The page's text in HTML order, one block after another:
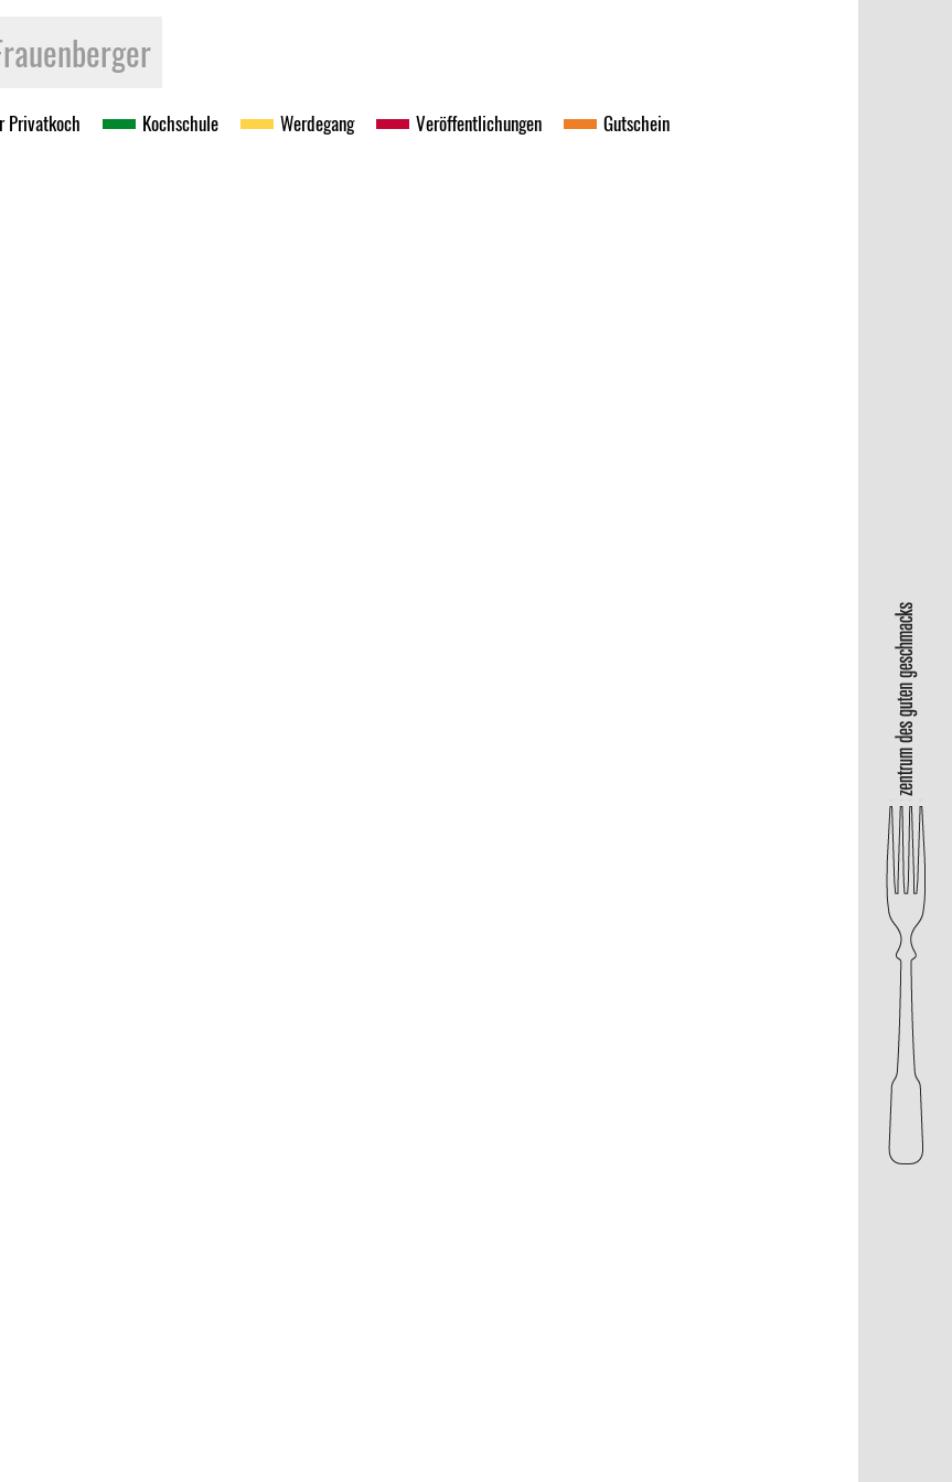
Pri­vat­koch Koch­schu­le Wer­de­gang Ver­öf­fent­li­chun­gen Gut­schein